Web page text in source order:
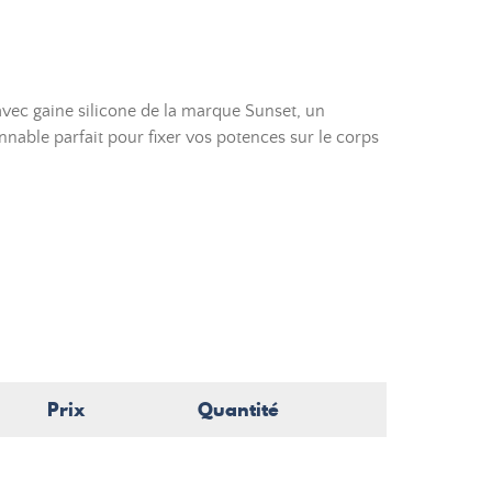
gaine silicone de la marque Sunset, un
parfait pour fixer vos potences sur le corps
Prix Quantité